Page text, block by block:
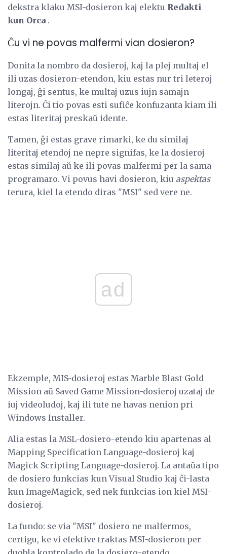
dekstra klaku MSI-dosieron kaj elektu Redakti
kun Orca .
Ĉu vi ne povas malfermi vian dosieron?
Donita la nombro da dosieroj, kaj la plej multaj el
ili uzas dosieron-etendon, kiu estas nur tri leteroj
longaj, ĝi sentus, ke multaj uzus iujn samajn
literojn. Ĉi tio povas esti sufiĉe konfuzanta kiam ili
estas literitaj preskaŭ idente.
Tamen, ĝi estas grave rimarki, ke du similaj
literitaj etendoj ne nepre signifas, ke la dosieroj
estas similaj aŭ ke ili povas malfermi per la sama
programaro. Vi povus havi dosieron, kiu aspektas
terura, kiel la etendo diras "MSI" sed vere ne.
ad
Ekzemple, MIS-dosieroj estas Marble Blast Gold
Mission aŭ Saved Game Mission-dosieroj uzataj de
iuj videoludoj, kaj ili tute ne havas nenion pri
Windows Installer.
Alia estas la MSL-dosiero-etendo kiu apartenas al
Mapping Specification Language-dosieroj kaj
Magick Scripting Language-dosieroj. La antaŭa tipo
de dosiero funkcias kun Visual Studio kaj ĉi-lasta
kun ImageMagick, sed nek funkcias ion kiel MSI-
dosieroj.
La fundo: se via "MSI" dosiero ne malfermos,
certigu, ke vi efektive traktas MSI-dosieron per